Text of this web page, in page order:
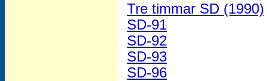
Tre timmar SD (1990)
SD-91
SD-92
SD-93
SD-96